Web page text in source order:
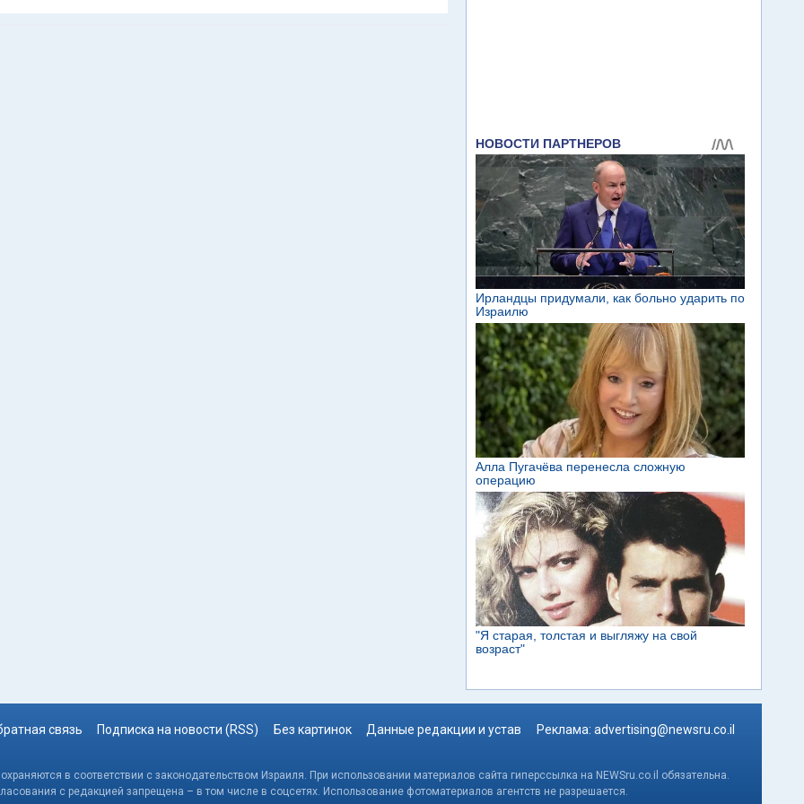
связь Подписка на новости (RSS) Без картинок Данные редакции и устав Реклама: advertising@newsru.co.il
в соответствии с законодательством Израиля. При использовании материалов сайта гиперссылка на NEWSru.co.il обязательна.
с редакцией запрещена – в том числе в соцсетях. Использование фотоматериалов агентств не разрешается.